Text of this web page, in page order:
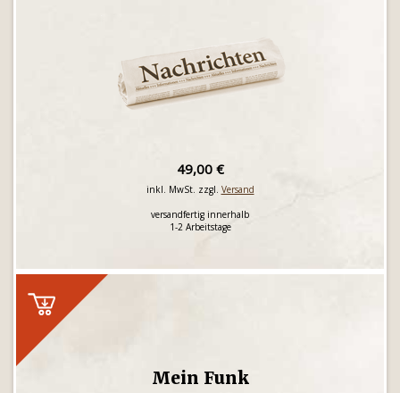
49,00 €
inkl. MwSt. zzgl. Versand
versandfertig innerhalb
1-2 Arbeitstage
Mein Funk